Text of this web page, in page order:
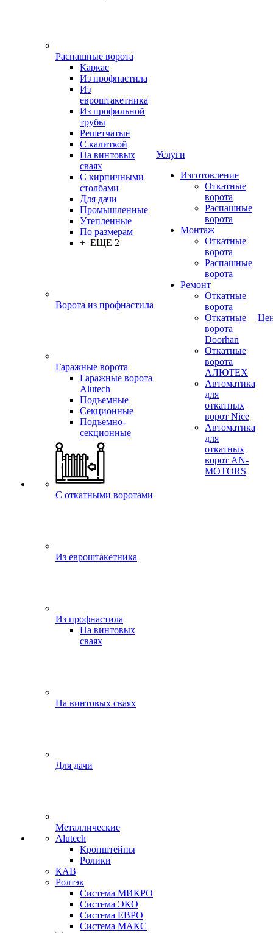
Распашные ворота
Каркас
Из профнастила
Из
евроштакетника
Из профильной
трубы
Решетчатые
С калиткой
На винтовых
сваях
С кирпичными
столбами
Для дачи
Промышленные
Утепленные
По размерам
+ ЕЩЕ 2
Ворота из профнастила
Гаражные ворота
Гаражные ворота
Alutech
Подъемные
Секционные
Подъемно-
секционные
C откатными воротами
Из евроштакетника
Из профнастила
На винтовых
сваях
На винтовых сваях
Для дачи
Металлические
Alutech
Кронштейны
Ролики
КАВ
Ролтэк
Система МИКРО
Система ЭКО
Система ЕВРО
Система МАКС
Услуги
Изготовление
Откатные
ворота
Распашные
ворота
Монтаж
Откатные
ворота
Распашные
ворота
Ремонт
Откатные
ворота
Откатные
ворота
Doorhan
Откатные
ворота
АЛЮТЕХ
Автоматика
для
откатных
ворот Nice
Автоматика
для
откатных
ворот AN-
MOTORS